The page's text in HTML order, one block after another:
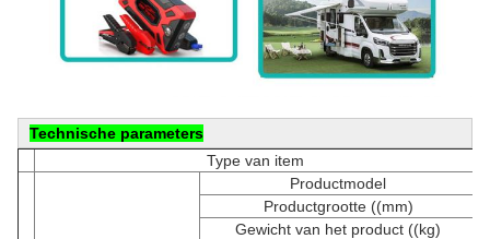
Technische parameters
Type van item
Productmodel
Productgrootte ((mm)
Gewicht van het product ((kg)